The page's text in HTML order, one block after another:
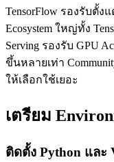
TensorFlow รองรับตั้งแ
Ecosystem ใหญ่ทั้ง
Serving รองรับ GPU
ขึ้นหลายเท่า
ให้เลือกใช้เยอะ
เตรียม
ติดตั้ง Python และ